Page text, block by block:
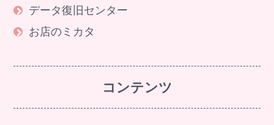
データ復旧センター
お店のミカタ
コンテンツ